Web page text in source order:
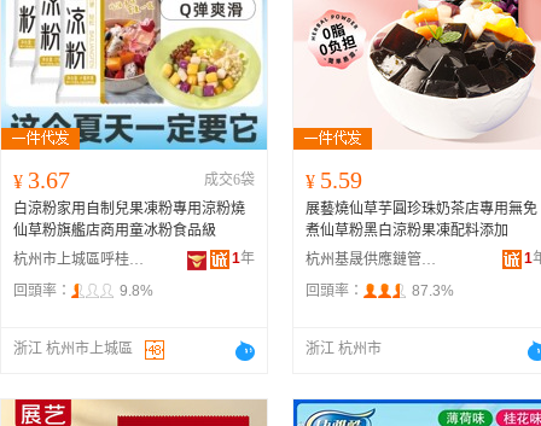
¥ 3.67
成交6袋
白涼粉家用自制兒果凍粉專用涼粉燒
仙草粉旗艦店商用童冰粉食品級
杭州市上城區呼桂貿易商行
1年
回頭率：
9.8%
浙江 杭州市上城區
¥ 5.59
展藝燒仙草芋圓珍珠奶茶店專用無免
煮仙草粉黑白涼粉果凍配料添加
杭州基晟供應鏈管理有限公司
1
回頭率：
87.3%
浙江 杭州市